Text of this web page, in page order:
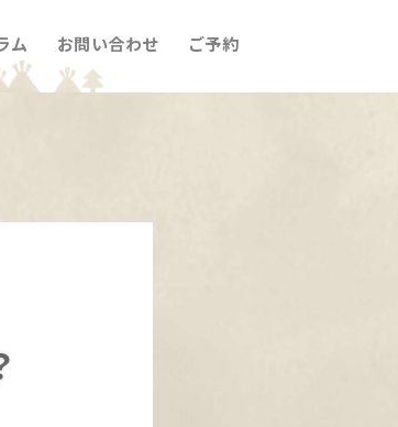
ム お問い合わせ ご予約